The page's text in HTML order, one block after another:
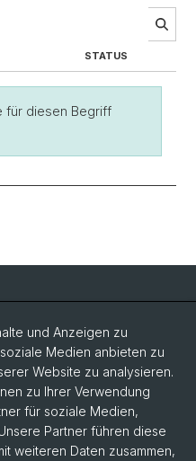
STATUS
für diesen Begriff
und Anzeigen zu
Medien anbieten zu
Website zu analysieren.
zu Ihrer Verwendung
für soziale Medien,
Partner führen diese
weiteren Daten zusammen,